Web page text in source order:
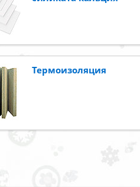
Термоизоляция